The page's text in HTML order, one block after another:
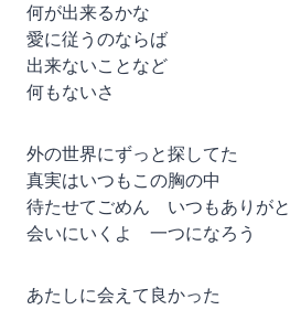
何が出来るかな
愛に従うのならば
出来ないことなど
何もないさ
外の世界にずっと探してた
真実はいつもこの胸の中
待たせてごめん いつもありがと
会いにいくよ 一つになろう
あたしに会えて良かった